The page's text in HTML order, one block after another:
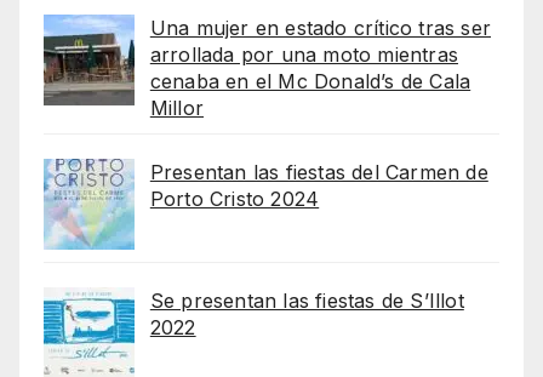
Una mujer en estado crítico tras ser
arrollada por una moto mientras
cenaba en el Mc Donald’s de Cala
Millor
Presentan las fiestas del Carmen de
Porto Cristo 2024
Se presentan las fiestas de S’Illot
2022